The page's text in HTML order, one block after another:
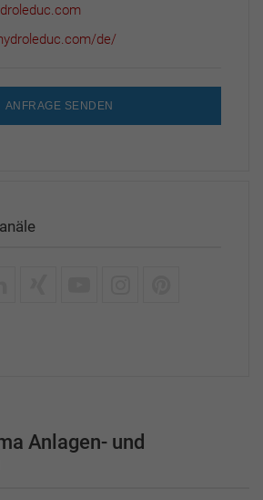
de/
ANFRAGE SENDEN
Anlagen- und